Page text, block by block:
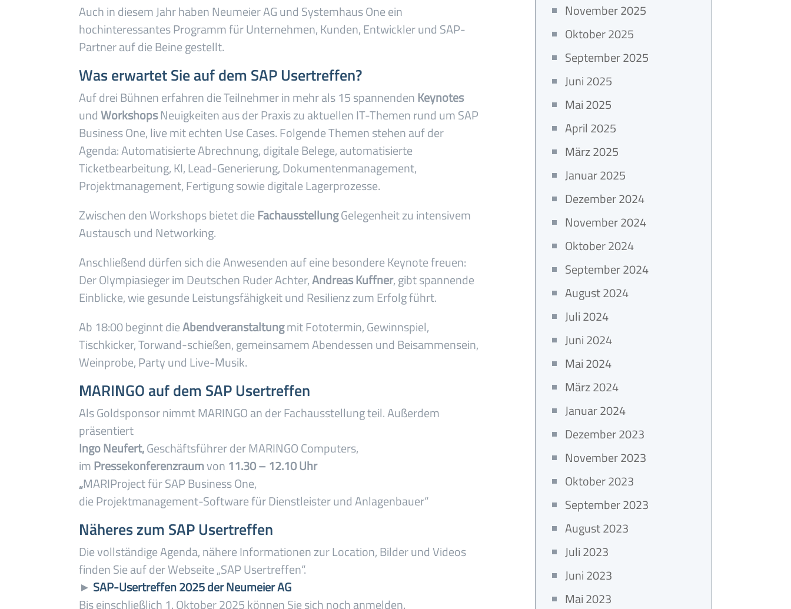
Auch in diesem Jahr haben Neumeier AG und Systemhaus One ein
hochinteressantes Programm für Unternehmen, Kunden, Entwickler und SAP-
Partner auf die Beine gestellt.
Was erwartet Sie auf dem SAP Usertreffen?
Auf drei Bühnen erfahren die Teilnehmer in mehr als 15 spannendenKeynotes
undWorkshopsNeuigkeiten aus der Praxis zu aktuellen IT-Themen rund um SAP
Business One, live mit echten Use Cases. Folgende Themen stehen auf der
Agenda: Automatisierte Abrechnung, digitale Belege, automatisierte
Ticketbearbeitung, KI, Lead-Generierung, Dokumentenmanagement,
Projektmanagement, Fertigung sowie digitale Lagerprozesse.
Zwischen den Workshops bietet dieFachausstellungGelegenheit zu intensivem
Austausch und Networking.
Anschließend dürfen sich die Anwesenden auf eine besondere Keynote freuen:
Der Olympiasieger im Deutschen Ruder Achter,Andreas Kuffner, gibt spannende
Einblicke, wie gesunde Leistungsfähigkeit und Resilienz zum Erfolg führt.
Ab 18:00 beginnt dieAbendveranstaltungmit Fototermin, Gewinnspiel,
Tischkicker, Torwand-schießen, gemeinsamem Abendessen und Beisammensein,
Weinprobe, Party und Live-Musik.
MARINGO auf dem SAP Usertreffen
Als Goldsponsor nimmt MARINGO an der Fachausstellung teil. Außerdem
präsentiert
Ingo Neufert,Geschäftsführer der MARINGO Computers,
imPressekonferenzraumvon 11.30 – 12.10 Uhr
„MARIProject für SAP Business One,
die Projektmanagement-Software für Dienstleister und Anlagenbauer“
Näheres zum SAP Usertreffen
Die vollständige Agenda, nähere Informationen zur Location, Bilder und Videos
finden Sie auf der Webseite „SAP Usertreffen“.
► SAP-Usertreffen 2025 der Neumeier AG
Bis einschließlich 1. Oktober 2025 können Sie sich noch anmelden.
November 2025
Oktober 2025
September 2025
Juni 2025
Mai 2025
April 2025
März 2025
Januar 2025
Dezember 2024
November 2024
Oktober 2024
September 2024
August 2024
Juli 2024
Juni 2024
Mai 2024
März 2024
Januar 2024
Dezember 2023
November 2023
Oktober 2023
September 2023
August 2023
Juli 2023
Juni 2023
Mai 2023